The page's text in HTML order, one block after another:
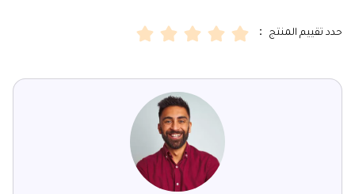
حدد تقييم المنتج ：